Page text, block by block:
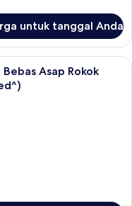
untuk tanggal Anda
premium, brankas, meja
Asap Rokok